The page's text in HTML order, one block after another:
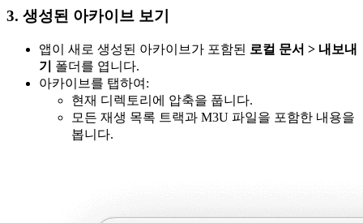
3. 생성된 아카이브 보기
앱이 새로 생성된 아카이브가 포함된 로컬 문서 > 내보내
기
폴더를 엽니다.
아카이브를 탭하여:
현재 디렉토리에 압축을 풉니다.
모든 재생 목록 트랙과 M3U 파일을 포함한 내용을
봅니다.